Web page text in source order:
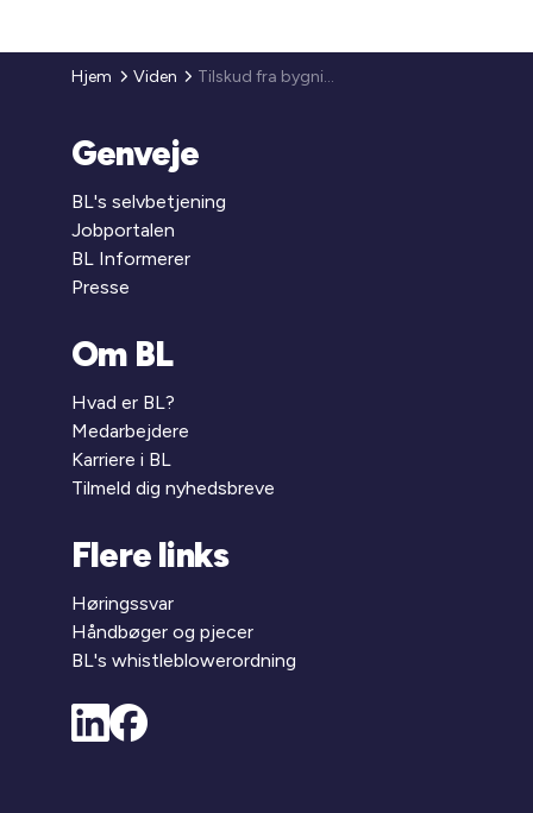
Hjem Viden Tilskud fra bygningspuljen åbner den 16. marts 2022
Genveje
BL's selvbetjening
Jobportalen
BL Informerer
Presse
Om BL
Hvad er BL?
Medarbejdere
Karriere i BL
Tilmeld dig nyhedsbreve
Flere links
Høringssvar
Håndbøger og pjecer
BL's whistleblowerordning